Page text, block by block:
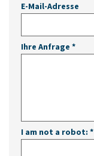
E-Mail-Adresse
Ihre Anfrage *
I am not a robot: *